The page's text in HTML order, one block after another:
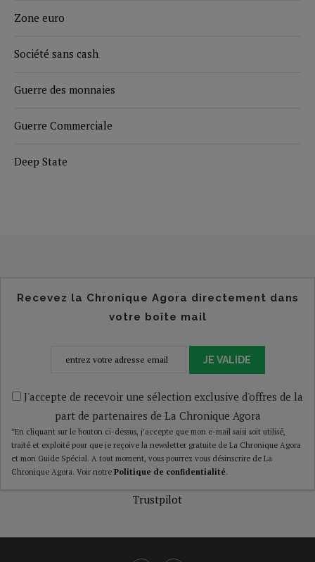
Zone euro
Société sans cash
Guerre des monnaies
Guerre Commerciale
Deep State
Recevez la Chronique Agora directement dans
votre boîte mail
JE VALIDE
J'accepte de recevoir une sélection exclusive d'offres de la
part de partenaires de La Chronique Agora
*En cliquant sur le bouton ci-dessus, j’accepte que mon e-mail saisi soit utilisé,
traité et exploité pour que je reçoive la newsletter gratuite de La Chronique Agora
et mon Guide Spécial. A tout moment, vous pourrez vous désinscrire de La
Chronique Agora. Voir notre Politique de confidentialité.
Trustpilot